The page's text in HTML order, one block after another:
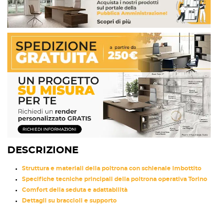
DESCRIZIONE
Struttura e materiali della poltrona con schienale imbottito
Specifiche tecniche principali della poltrona operativa Torino
Comfort della seduta e adattabilità
Dettagli su braccioli e supporto